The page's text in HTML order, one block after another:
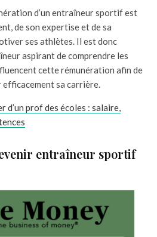
d’un entraîneur sportif est
de son expertise et de sa
ses athlètes. Il est donc
aspirant de comprendre les
cette rémunération afin de
sa carrière.
d’un prof des écoles : salaire,
entraîneur sportif